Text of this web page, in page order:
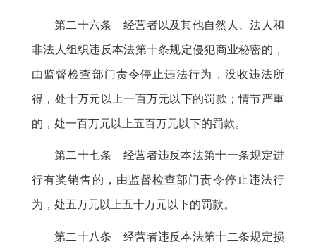
第二十六条 经营者以及其他自然人、法人和
非法人组织违反本法第十条规定侵犯商业秘密的 ，
由监督检查部门责令停止违法行为，没收违法所
得 ， 处十万元以上一百万元以下的罚款；情节严重
的 ， 处一百万元以上五百万元以下的罚款。
第二十七条 经营者违反本法第十一条规定进
行有奖销售的 ， 由监督检查部门责令停止违法行
为，处五万元以上五十万元以下的罚款。
第二十八条 经营者违反本法第十二条规定损